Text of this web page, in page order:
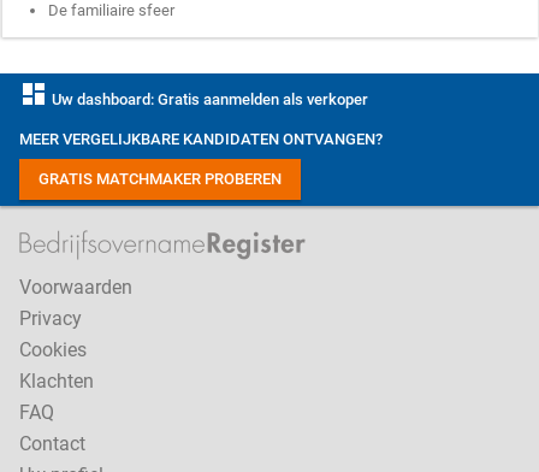
De familiaire sfeer
dashboard Uw dashboard: Gratis aanmelden als verkoper
MEER VERGELIJKBARE KANDIDATEN ONTVANGEN?
GRATIS MATCHMAKER PROBEREN
Voorwaarden
Privacy
Cookies
Klachten
FAQ
Contact